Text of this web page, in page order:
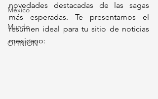
México
Mundo
OPINIÓN
novedades destacadas de las sagas
más esperadas. Te presentamos el
resumen ideal para tu sitio de noticias
mexicano: